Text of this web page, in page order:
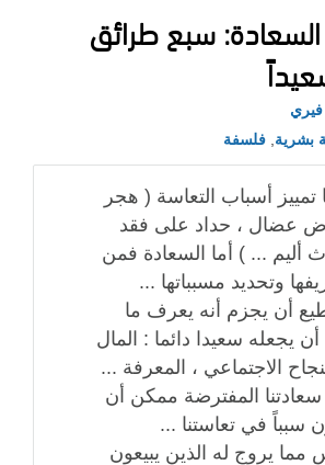
سبع طرائق
بشرية فلسفة
تمييز أسباب التعاسة ( هجر
عضال ، حداد على فقد
أليم ... ) أما السعادة فمن
وتحديد مسبباتها ...
أن يجزم أنه يعرف ما
يجعله سعيدا دائما : المال
الاجتماعي ، المعرفة ...
المفترضة ممكن أن
سبباً في تعاستنا ...
يروج له الذين يبيعون